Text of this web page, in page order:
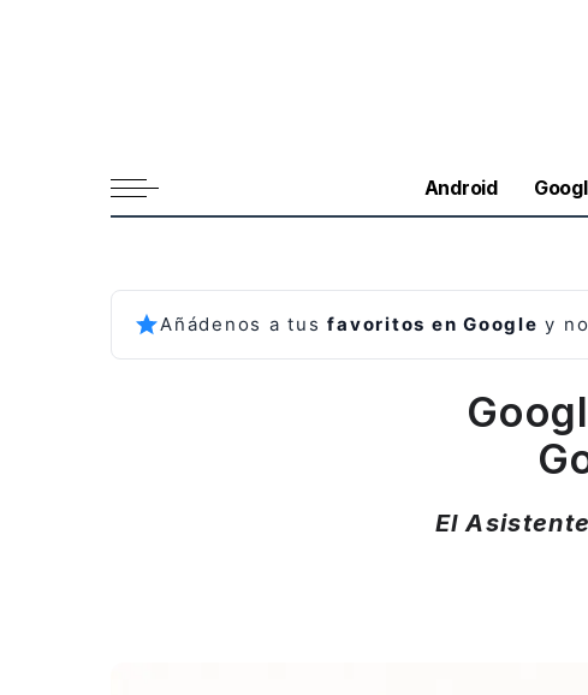
Android
Añádenos a tusfavoritos en Google y
El